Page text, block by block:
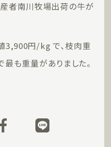
者南川牧場出荷の牛が
3,900円/kg で、枝肉重
も重量がありました。